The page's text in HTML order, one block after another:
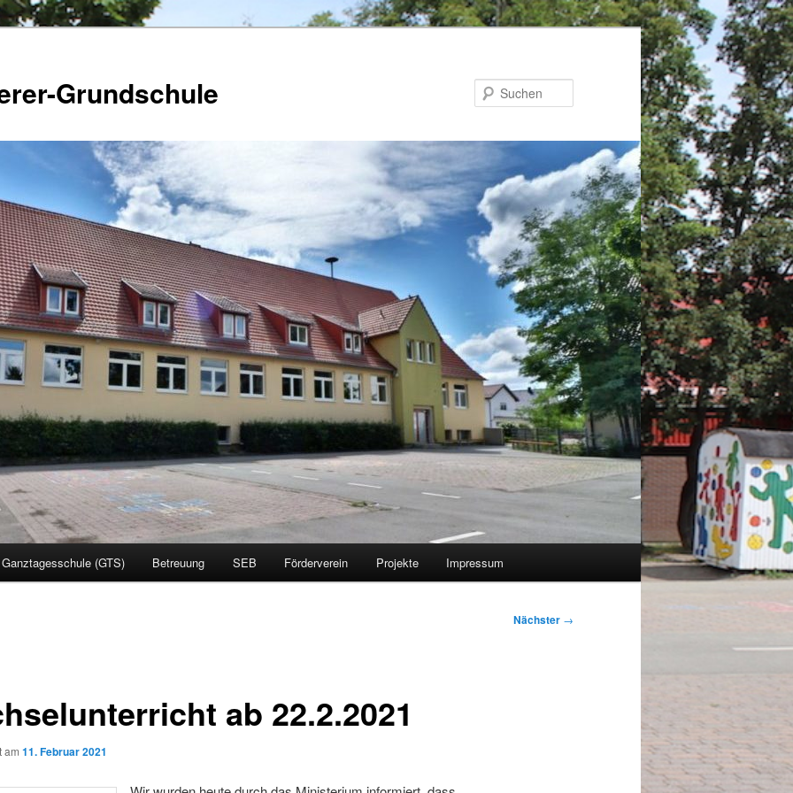
Grundschule
Ganztagesschule (GTS) Betreuung SEB Förderverein Projekte Impressum
Nächster →
ab 22.2.2021
am 11. Februar 2021